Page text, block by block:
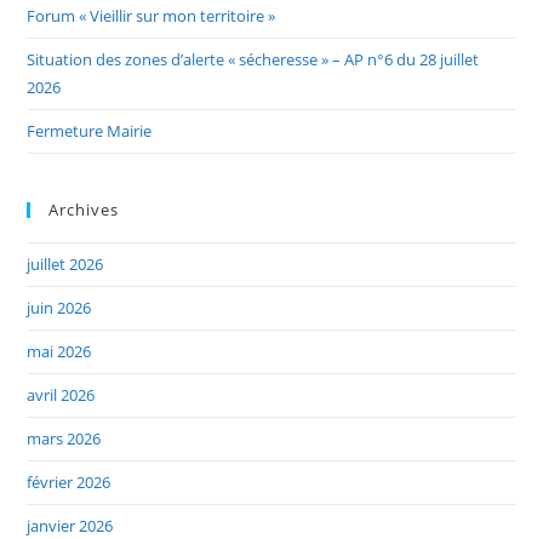
Forum « Vieillir sur mon territoire »
Situation des zones d’alerte « sécheresse » – AP n°6 du 28 juillet
2026
Fermeture Mairie
Archives
juillet 2026
juin 2026
mai 2026
avril 2026
mars 2026
février 2026
janvier 2026